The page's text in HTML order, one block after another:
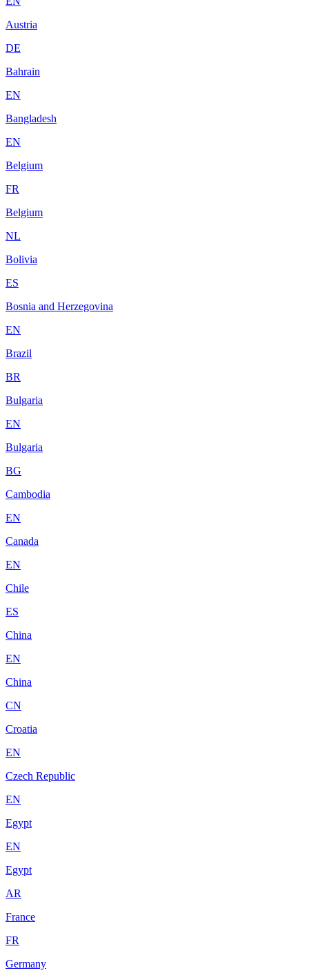
Austria
DE
Bahrain
EN
Bangladesh
EN
Belgium
FR
Belgium
NL
Bolivia
ES
Bosnia and Herzegovina
EN
Brazil
BR
Bulgaria
EN
Bulgaria
BG
Cambodia
EN
Canada
EN
Chile
ES
China
EN
China
CN
Croatia
EN
Czech Republic
EN
Egypt
EN
Egypt
AR
France
FR
Germany